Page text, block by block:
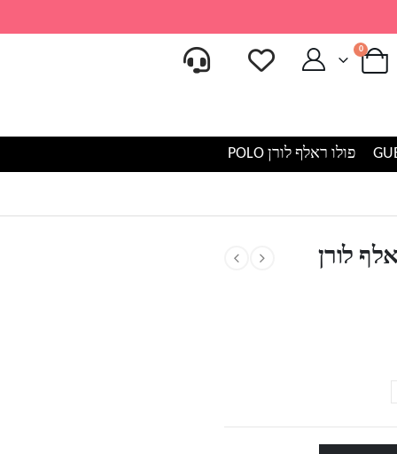
0
פולו ראלף לורן POLO
לורן